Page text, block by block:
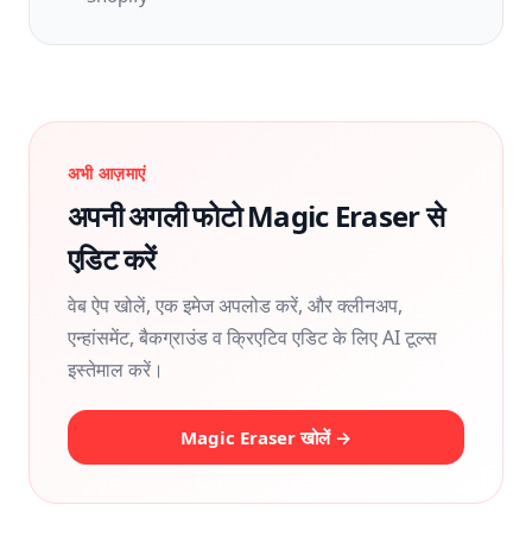
अभी आज़माएं
अपनी अगली फोटो Magic Eraser से
एडिट करें
वेब ऐप खोलें, एक इमेज अपलोड करें, और क्लीनअप,
एन्हांसमेंट, बैकग्राउंड व क्रिएटिव एडिट के लिए AI टूल्स
इस्तेमाल करें।
Magic Eraser खोलें →